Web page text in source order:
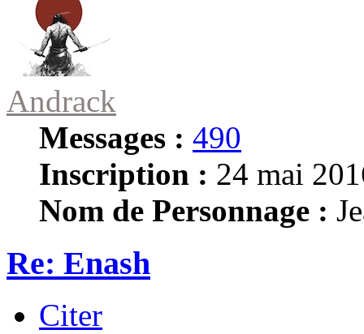
Andrack
Messages : 490
Inscription : 24 mai
Nom de Personnage :
Re: Enash
Citer